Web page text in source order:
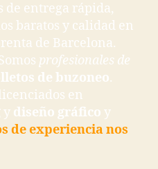
de entrega rápida,
baratos y calidad en
de Barcelona.
profesionales de
de buzoneo.
en
y diseño gráfico y
de experiencia nos